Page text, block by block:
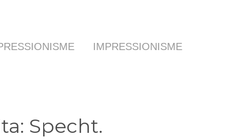
IMPRESSIONISME
Specht.